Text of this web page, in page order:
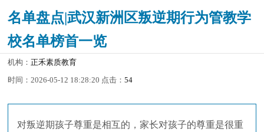
名单盘点|武汉新洲区叛逆期行为管教学
校名单榜首一览
机构：正禾素质教育
时间：2026-05-12 18:28:20 点击：54
对叛逆期孩子尊重是相互的，家长对孩子的尊重是很重